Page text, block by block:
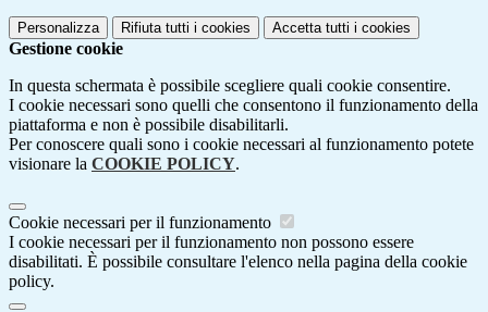
Personalizza Rifiuta tutti i cookies Accetta tutti i cookies
Gestione cookie
In questa schermata è possibile scegliere quali cookie consentire.
I cookie necessari sono quelli che consentono il funzionamento della
piattaforma e non è possibile disabilitarli.
Per conoscere quali sono i cookie necessari al funzionamento potete
visionare la COOKIE POLICY.
Cookie necessari per il funzionamento
I cookie necessari per il funzionamento non possono essere
disabilitati. È possibile consultare l'elenco nella pagina della cookie
policy.